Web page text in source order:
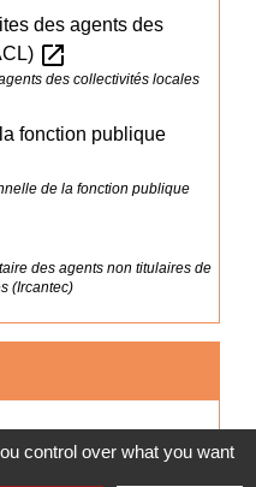
des agents des
open_in_new
des collectivités locales
fonction publique
de la fonction publique
des agents non titulaires de
(Ircantec)
control over what you want